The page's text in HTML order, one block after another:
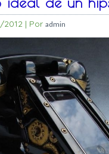
| Por admin